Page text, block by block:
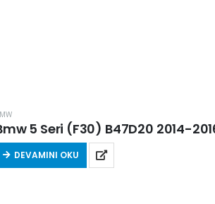
5 Seri (F30) B47D20 2014-
DEVAMINI OKU